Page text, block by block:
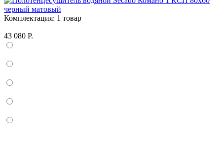
Комплектация: 1 товар
43 080 Р.